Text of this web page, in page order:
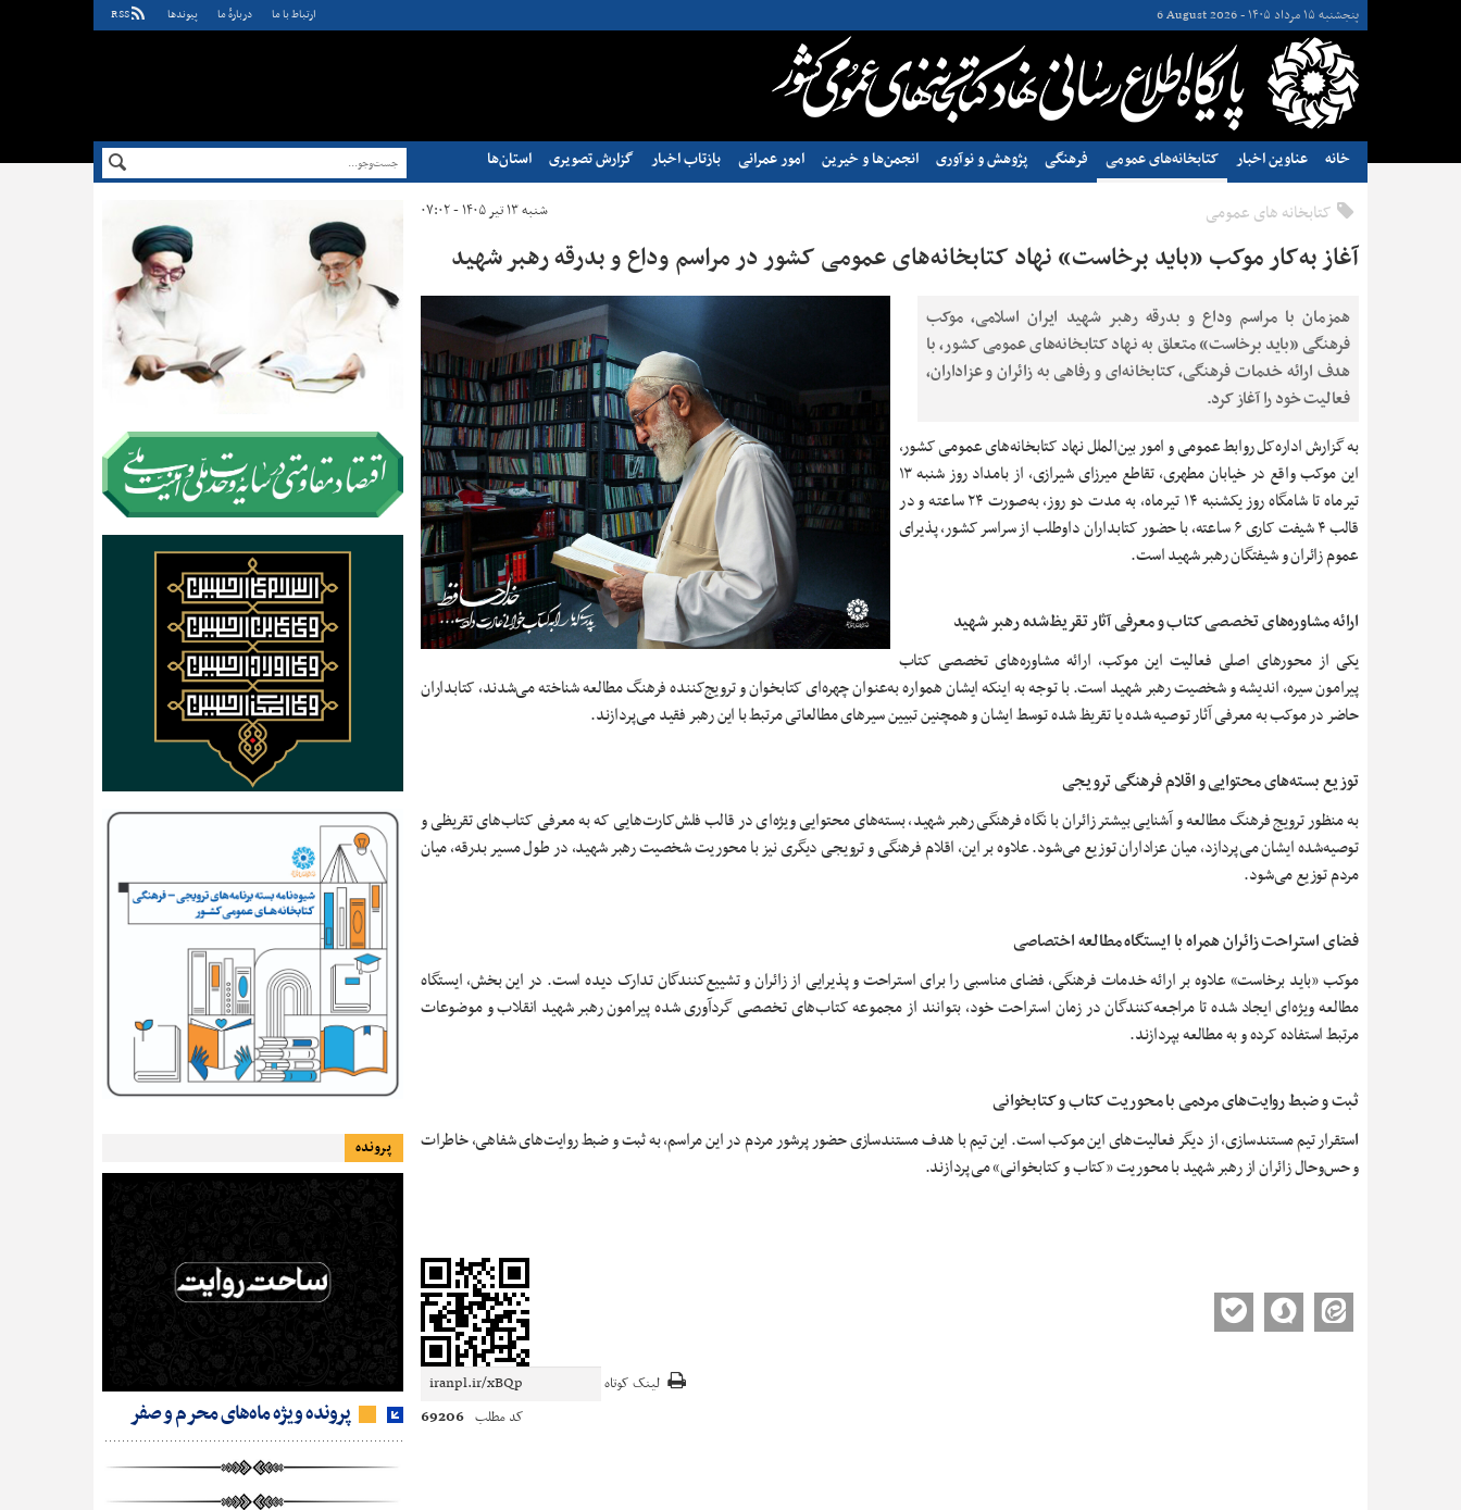
پنجشنبه ۱۵ مرداد ۱۴۰۵ - 6 August 2026 ارتباط با ما دربارهٔ ما پيوندها RSS
خانه عناوین اخبار کتابخانه‌های عمومی فرهنگی پژوهش و نوآوری انجمن‌ها و خیرین امور عمرانی بازتاب اخبار گزارش تصویری استان‌ها
کتابخانه های عمومی شنبه ۱۳ تیر ۱۴۰۵ - ۰۷:۰۲
آغاز به‌کار موکب «باید برخاست» نهاد کتابخانه‌های عمومی کشور در مراسم وداع و بدرقه رهبر شهید
همزمان با مراسم وداع و بدرقه رهبر شهید ایران اسلامی، موکب
فرهنگی «باید برخاست» متعلق به نهاد کتابخانه‌های عمومی کشور، با
هدف ارائه خدمات فرهنگی، کتابخانه‌ای و رفاهی به زائران و عزاداران،
فعالیت خود را آغاز کرد.
به گزارش اداره‌کل روابط عمومی و امور بین‌الملل نهاد کتابخانه‌های عمومی کشور،
این موکب واقع در خیابان مطهری، تقاطع میرزای شیرازی، از بامداد روز شنبه ۱۳
تیرماه تا شامگاه روز یکشنبه ۱۴ تیرماه، به مدت دو روز، به‌صورت ۲۴ ساعته و در
قالب ۴ شیفت کاری ۶ ساعته، با حضور کتابداران داوطلب از سراسر کشور، پذیرای
عموم زائران و شیفتگان رهبر شهید است.
ارائه مشاوره‌های تخصصی کتاب و معرفی آثار تقریظ‌شده رهبر شهید
یکی از محورهای اصلی فعالیت این موکب، ارائه مشاوره‌های تخصصی کتاب
پیرامون سیره، اندیشه و شخصیت رهبر شهید است. با توجه به اینکه ایشان همواره به‌عنوان چهره‌ای کتابخوان و ترویج‌کننده فرهنگ مطالعه شناخته می‌شدند، کتابداران
حاضر در موکب به معرفی آثار توصیه شده یا تقریظ شده توسط ایشان و همچنین تبیین سیرهای مطالعاتی مرتبط با این رهبر فقید می‌پردازند.
توزیع بسته‌های محتوایی و اقلام فرهنگی ترویجی
به منظور ترویج فرهنگ مطالعه و آشنایی بیشتر زائران با نگاه فرهنگی رهبر شهید، بسته‌های محتوایی ویژه‌ای در قالب فلش‌کارت‌هایی که به معرفی کتاب‌های تقریظی و
توصیه‌شده ایشان می‌پردازد، میان عزاداران توزیع می‌شود. علاوه بر این، اقلام فرهنگی و ترویجی دیگری نیز با محوریت شخصیت رهبر شهید، در طول مسیر بدرقه، میان
مردم توزیع می‌شود.
فضای استراحت زائران همراه با ایستگاه مطالعه اختصاصی
موکب «باید برخاست» علاوه بر ارائه خدمات فرهنگی، فضای مناسبی را برای استراحت و پذیرایی از زائران و تشییع‌کنندگان تدارک دیده است. در این بخش، ایستگاه
مطالعه ویژه‌ای ایجاد شده تا مراجعه‌کنندگان در زمان استراحت خود، بتوانند از مجموعه کتاب‌های تخصصی گردآوری شده پیرامون رهبر شهید انقلاب و موضوعات
مرتبط استفاده کرده و به مطالعه بپردازند.
ثبت و ضبط روایت‌های مردمی با محوریت کتاب و کتابخوانی
استقرار تیم مستندسازی، از دیگر فعالیت‌های این موکب است. این تیم با هدف مستندسازی حضور پرشور مردم در این مراسم، به ثبت و ضبط روایت‌های شفاهی، خاطرات
و حس‌وحال زائران از رهبر شهید با محوریت «کتاب و کتابخوانی» می‌پردازند.
لینک کوتاه
کد مطلب 69206
پرونده
پرونده ویژه ماه‌های محرم و صفر